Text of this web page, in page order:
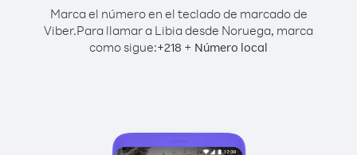
Marca el número en el teclado de marcado de
Viber.Para llamar a Libia desde Noruega, marca
como sigue:+218 + Número local